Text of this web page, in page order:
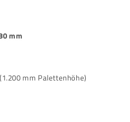
mm
mm Palettenhöhe)